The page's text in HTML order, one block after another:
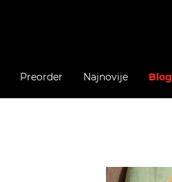
Preorder Najnovije Blog